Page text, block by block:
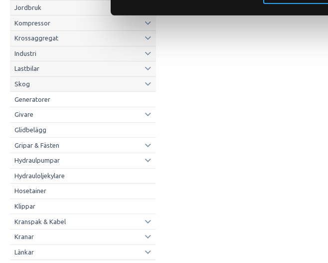
Jordbruk
Kompressor
Krossaggregat
Industri
Lastbilar
Skog
Generatorer
Givare
Glidbelägg
Gripar & Fästen
Hydraulpumpar
Hydrauloljekylare
Hosetainer
Klippar
Kranspak & Kabel
Kranar
Länkar